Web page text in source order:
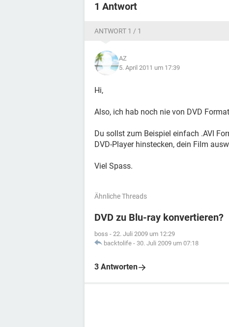
1 Antwort
ANTWORT 1 / 1
AZ
5. April 2011 um 17:39
Hi,
Also, ich hab noch nie von DVD
Du sollst zum Beispiel einfach .AVI
DVD-Player hinstecken, dein Film
Viel Spass.
Ähnliche Threads
DVD zu Blu-ray konvertieren?
boss - 22. Juli 2009 um 12:29
backtolife - 30. Juli 2009 um 07:18
3 Antworten